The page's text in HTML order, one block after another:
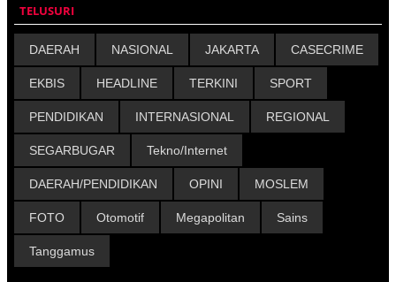
TELUSURI
DAERAH NASIONAL JAKARTA CASECRIME
EKBIS HEADLINE TERKINI SPORT
PENDIDIKAN INTERNASIONAL REGIONAL
SEGARBUGAR Tekno/Internet
DAERAH/PENDIDIKAN OPINI MOSLEM
FOTO Otomotif Megapolitan Sains
Tanggamus